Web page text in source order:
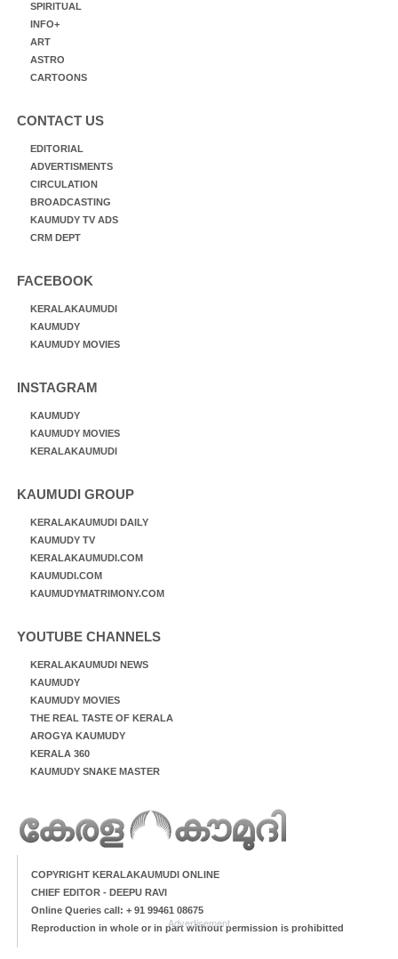
SPIRITUAL
INFO+
ART
ASTRO
CARTOONS
CONTACT US
EDITORIAL
ADVERTISMENTS
CIRCULATION
BROADCASTING
KAUMUDY TV ADS
CRM DEPT
FACEBOOK
KERALAKAUMUDI
KAUMUDY
KAUMUDY MOVIES
INSTAGRAM
KAUMUDY
KAUMUDY MOVIES
KERALAKAUMUDI
KAUMUDI GROUP
KERALAKAUMUDI DAILY
KAUMUDY TV
KERALAKAUMUDI.COM
KAUMUDI.COM
KAUMUDYMATRIMONY.COM
YOUTUBE CHANNELS
KERALAKAUMUDI NEWS
KAUMUDY
KAUMUDY MOVIES
THE REAL TASTE OF KERALA
AROGYA KAUMUDY
KERALA 360
KAUMUDY SNAKE MASTER
COPYRIGHT KERALAKAUMUDI ONLINE
CHIEF EDITOR - DEEPU RAVI
Online Queries call: + 91 99461 08675
Reproduction in whole or in part without permission is prohibitted
Advertisement